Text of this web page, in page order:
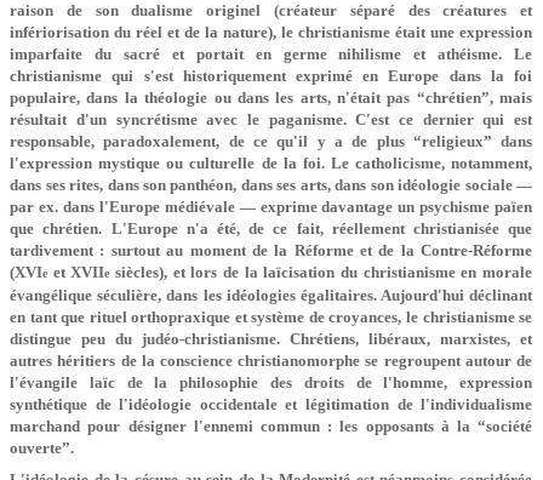
raison de son dualisme originel (créateur séparé des créatures et
infériorisation du réel et de la nature), le christianisme était une expression
imparfaite du sacré et portait en germe nihilisme et athéisme. Le
christianisme qui s'est historiquement exprimé en Europe dans la foi
populaire, dans la théologie ou dans les arts, n'était pas “chrétien”, mais
résultait d'un syncrétisme avec le paganisme. C'est ce dernier qui est
responsable, paradoxalement, de ce qu'il y a de plus “religieux” dans
l'expression mystique ou culturelle de la foi. Le catholicisme, notamment,
dans ses rites, dans son panthéon, dans ses arts, dans son idéologie sociale —
par ex. dans l'Europe médiévale — exprime davantage un psychisme païen
que chrétien. L'Europe n'a été, de ce fait, réellement christianisée que
tardivement : surtout au moment de la Réforme et de la Contre-Réforme
(XVIe et XVIIe siècles), et lors de la laïcisation du christianisme en morale
évangélique séculière, dans les idéologies égalitaires. Aujourd'hui déclinant
en tant que rituel orthopraxique et système de croyances, le christianisme se
distingue peu du judéo-christianisme. Chrétiens, libéraux, marxistes, et
autres héritiers de la conscience christianomorphe se regroupent autour de
l'évangile laïc de la philosophie des droits de l'homme, expression
synthétique de l'idéologie occidentale et légitimation de l'individualisme
marchand pour désigner l'ennemi commun : les opposants à la “société
ouverte”.